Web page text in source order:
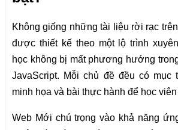
Không giống những tài liệu rời rạc
được thiết kế theo một lộ trình
học không bị mất phương hướng
JavaScript. Mỗi chủ đề đều có mục
minh họa và bài thực hành để học
Web Mới chú trọng vào khả năng